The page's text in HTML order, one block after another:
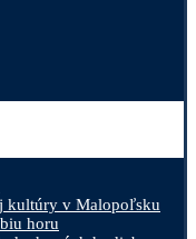
kultúry v Malopoľsku
horu